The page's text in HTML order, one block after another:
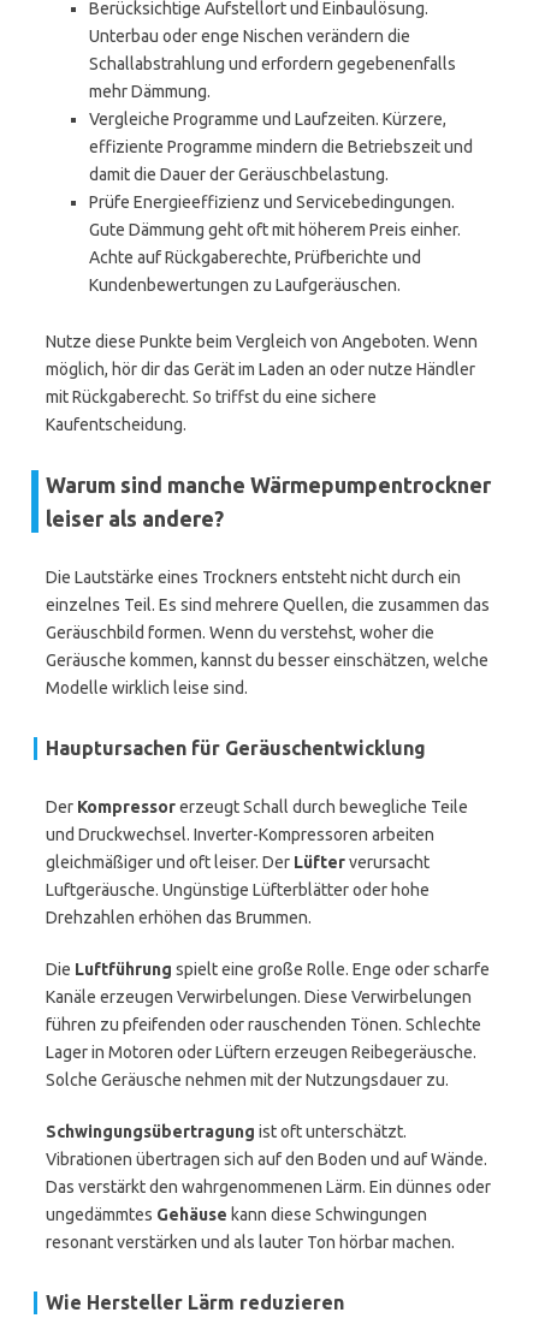
Berücksichtige Aufstellort und Einbaulösung.
Unterbau oder enge Nischen verändern die
Schallabstrahlung und erfordern gegebenenfalls
mehr Dämmung.
Vergleiche Programme und Laufzeiten. Kürzere,
effiziente Programme mindern die Betriebszeit und
damit die Dauer der Geräuschbelastung.
Prüfe Energieeffizienz und Servicebedingungen.
Gute Dämmung geht oft mit höherem Preis einher.
Achte auf Rückgaberechte, Prüfberichte und
Kundenbewertungen zu Laufgeräuschen.
Nutze diese Punkte beim Vergleich von Angeboten. Wenn
möglich, hör dir das Gerät im Laden an oder nutze Händler
mit Rückgaberecht. So triffst du eine sichere
Kaufentscheidung.
Warum sind manche Wärmepumpentrockner
leiser als andere?
Die Lautstärke eines Trockners entsteht nicht durch ein
einzelnes Teil. Es sind mehrere Quellen, die zusammen das
Geräuschbild formen. Wenn du verstehst, woher die
Geräusche kommen, kannst du besser einschätzen, welche
Modelle wirklich leise sind.
Hauptursachen für Geräuschentwicklung
Der Kompressorerzeugt Schall durch bewegliche Teile
und Druckwechsel. Inverter-Kompressoren arbeiten
gleichmäßiger und oft leiser. Der Lüfterverursacht
Luftgeräusche. Ungünstige Lüfterblätter oder hohe
Drehzahlen erhöhen das Brummen.
Die Luftführung spielt eine große Rolle. Enge oder scharfe
Kanäle erzeugen Verwirbelungen. Diese Verwirbelungen
führen zu pfeifenden oder rauschenden Tönen. Schlechte
Lager in Motoren oder Lüftern erzeugen Reibegeräusche.
Solche Geräusche nehmen mit der Nutzungsdauer zu.
Schwingungsübertragung ist oft unterschätzt.
Vibrationen übertragen sich auf den Boden und auf Wände.
Das verstärkt den wahrgenommenen Lärm. Ein dünnes oder
ungedämmtes Gehäuse kann diese Schwingungen
resonant verstärken und als lauter Ton hörbar machen.
Wie Hersteller Lärm reduzieren